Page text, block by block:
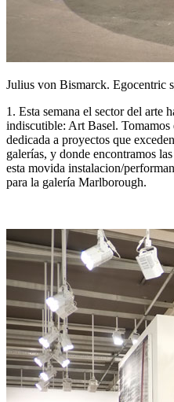
Julius von Bismarck. Egocentric
1. Esta semana el sector del arte
indiscutible: Art Basel.
dedicada a proyectos que
galerías, y donde encontramos
esta movida instalacion/
para la galería Marlborough.